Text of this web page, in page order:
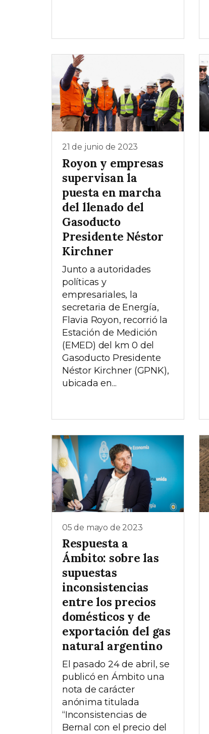
21 de junio de 2023
Royon y empresas
supervisan la
puesta en marcha
del llenado del
Gasoducto
Presidente Néstor
Kirchner
Junto a autoridades
políticas y
empresariales, la
secretaria de Energía,
Flavia Royon, recorrió la
Estación de Medición
(EMED) del km 0 del
Gasoducto Presidente
Néstor Kirchner (GPNK),
ubicada en...
05 de mayo de 2023
Respuesta a
Ámbito: sobre las
supuestas
inconsistencias
entre los precios
domésticos y de
exportación del gas
natural argentino
El pasado 24 de abril, se
publicó en Ámbito una
nota de carácter
anónima titulada
“Inconsistencias de
Bernal con el precio del